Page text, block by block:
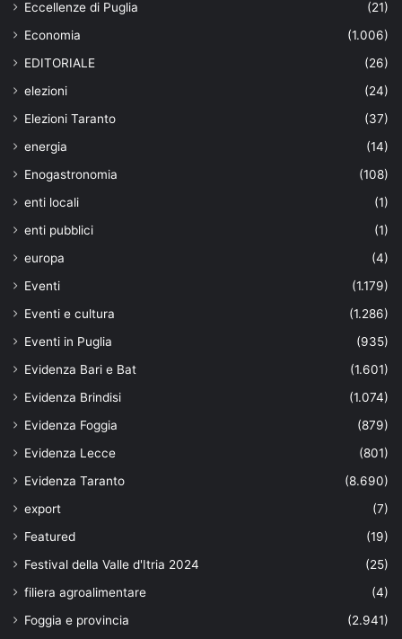
Eccellenze di Puglia
(21)
Economia
(1.006)
EDITORIALE
(26)
elezioni
(24)
Elezioni Taranto
(37)
energia
(14)
Enogastronomia
(108)
enti locali
(1)
enti pubblici
(1)
europa
(4)
Eventi
(1.179)
Eventi e cultura
(1.286)
Eventi in Puglia
(935)
Evidenza Bari e Bat
(1.601)
Evidenza Brindisi
(1.074)
Evidenza Foggia
(879)
Evidenza Lecce
(801)
Evidenza Taranto
(8.690)
export
(7)
Featured
(19)
Festival della Valle d'Itria 2024
(25)
filiera agroalimentare
(4)
Foggia e provincia
(2.941)